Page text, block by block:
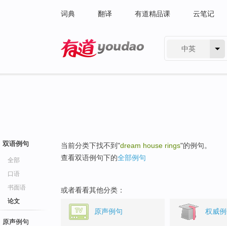
词典 翻译 有道精品课 云笔记
中英
双语例句
全部
口语
书面语
论文
原声例句
当前分类下找不到"dream house rings"的例句。
查看双语例句下的全部例句
或者看看其他分类：
原声例句 权威